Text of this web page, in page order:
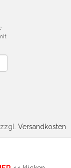
Versandkosten